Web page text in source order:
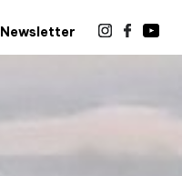
Newsletter